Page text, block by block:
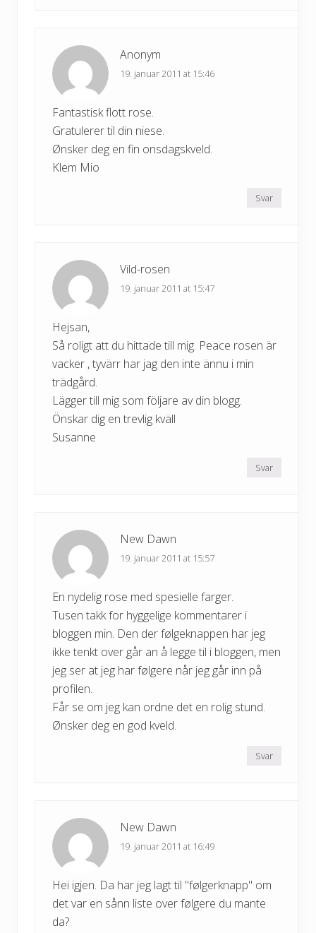
Anonym
19. januar 2011 at 15:46
Fantastisk flott rose.
Gratulerer til din niese.
Ønsker deg en fin onsdagskveld.
Klem Mio
Svar
Vild-rosen
19. januar 2011 at 15:47
Hejsan,
Så roligt att du hittade till mig. Peace rosen är
vacker , tyvärr har jag den inte ännu i min
trädgård.
Lägger till mig som följare av din blogg.
Önskar dig en trevlig kväll
Susanne
Svar
New Dawn
19. januar 2011 at 15:57
En nydelig rose med spesielle farger.
Tusen takk for hyggelige kommentarer i
bloggen min. Den der følgeknappen har jeg
ikke tenkt over går an å legge til i bloggen, men
jeg ser at jeg har følgere når jeg går inn på
profilen.
Får se om jeg kan ordne det en rolig stund.
Ønsker deg en god kveld.
Svar
New Dawn
19. januar 2011 at 16:49
Hei igjen. Da har jeg lagt til "følgerknapp" om
det var en sånn liste over følgere du mante
da?